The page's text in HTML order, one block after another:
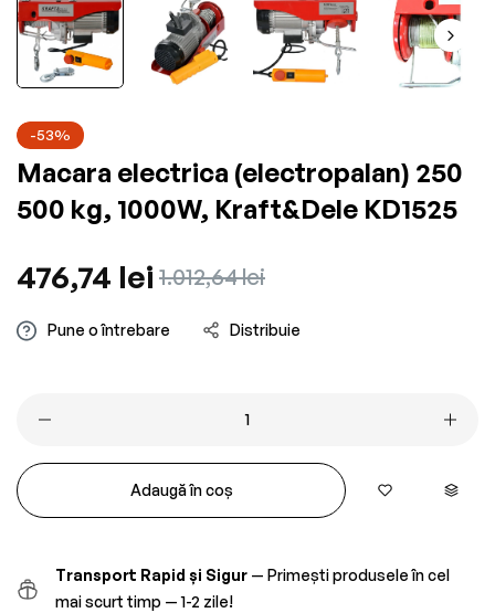
-53%
Macara electrica (electropalan) 250
500 kg, 1000W, Kraft&Dele KD1525
Preț
obișnuit
476,74 lei Preț
redus
1.012,64 lei
Pune o întrebare Distribuie
Adaugă în coș
Transport Rapid și Sigur — Primești produsele în cel
mai scurt timp — 1-2 zile!